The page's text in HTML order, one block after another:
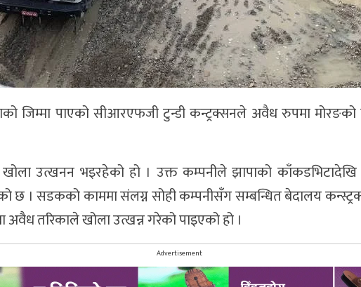
जिम्मा पाएको सीआरएफजी टुन्डी कन्ट्रक्सनले अवैध रुपमा
उत्खनन भइरहेको हो । उक्त कम्पनीले झापाको
छ । सडकको काममा संलग्न सोही कम्पनीसँग सम्बन्धित बेदालय
अवैध तरिकाले खोला उत्खन्न गरेको पाइएको हो ।
Advertisement